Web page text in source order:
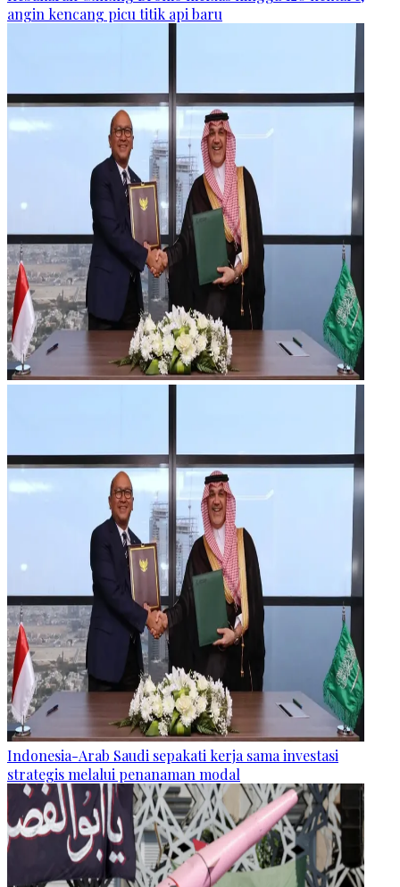
angin kencang picu titik api baru
Indonesia-Arab Saudi sepakati kerja sama investasi
strategis melalui penanaman modal